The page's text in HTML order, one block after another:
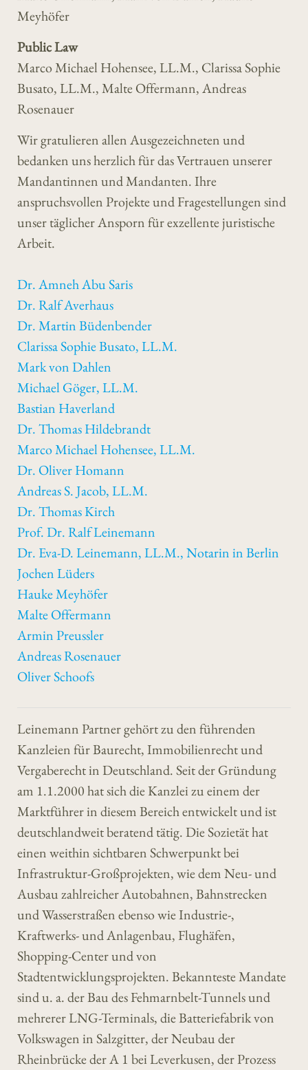
Meyhöfer
Public Law
Marco Michael Hohensee, LL.M., Clarissa Sophie
Busato, LL.M., Malte Offermann, Andreas
Rosenauer
Wir gratulieren allen Ausgezeichneten und
bedanken uns herzlich für das Vertrauen unserer
Mandantinnen und Mandanten. Ihre
anspruchsvollen Projekte und Fragestellungen sind
unser täglicher Ansporn für exzellente juristische
Arbeit.
Dr. Amneh Abu Saris
Dr. Ralf Averhaus
Dr. Martin Büdenbender
Clarissa Sophie Busato, LL.M.
Mark von Dahlen
Michael Göger, LL.M.
Bastian Haverland
Dr. Thomas Hildebrandt
Marco Michael Hohensee, LL.M.
Dr. Oliver Homann
Andreas S. Jacob, LL.M.
Dr. Thomas Kirch
Prof. Dr. Ralf Leinemann
Dr. Eva-D. Leinemann, LL.M., Notarin in Berlin
Jochen Lüders
Hauke Meyhöfer
Malte Offermann
Armin Preussler
Andreas Rosenauer
Oliver Schoofs
Leinemann Partner gehört zu den führenden
Kanzleien für Baurecht, Immobilienrecht und
Vergaberecht in Deutschland. Seit der Gründung
am 1.1.2000 hat sich die Kanzlei zu einem der
Marktführer in diesem Bereich entwickelt und ist
deutschlandweit beratend tätig. Die Sozietät hat
einen weithin sichtbaren Schwerpunkt bei
Infrastruktur-Großprojekten, wie dem Neu- und
Ausbau zahlreicher Autobahnen, Bahnstrecken
und Wasserstraßen ebenso wie Industrie-,
Kraftwerks- und Anlagenbau, Flughäfen,
Shopping-Center und von
Stadtentwicklungsprojekten. Bekannteste Mandate
sind u. a. der Bau des Fehmarnbelt-Tunnels und
mehrerer LNG-Terminals, die Batteriefabrik von
Volkswagen in Salzgitter, der Neubau der
Rheinbrücke der A 1 bei Leverkusen, der Prozess